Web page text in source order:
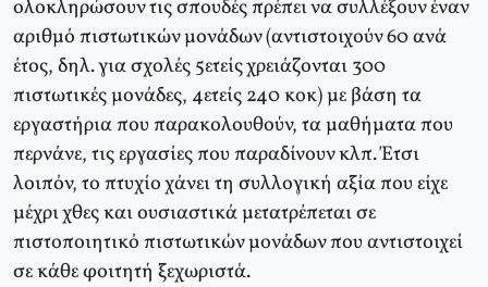
ολοκληρώσουν τις σπουδές πρέπει να συλλέξουν έναν
αριθμό πιστωτικών μονάδων (αντιστοιχούν 60 ανά
έτος, δηλ. για σχολές 5ετείς χρειάζονται 300
πιστωτικές μονάδες, 4ετείς 240 κοκ) με βάση τα
εργαστήρια που παρακολουθούν, τα μαθήματα που
περνάνε, τις εργασίες που παραδίνουν κλπ. Έτσι
λοιπόν, το πτυχίο χάνει τη συλλογική αξία που είχε
μέχρι χθες και ουσιαστικά μετατρέπεται σε
πιστοποιητικό πιστωτικών μονάδων που αντιστοιχεί
σε κάθε φοιτητή ξεχωριστά.